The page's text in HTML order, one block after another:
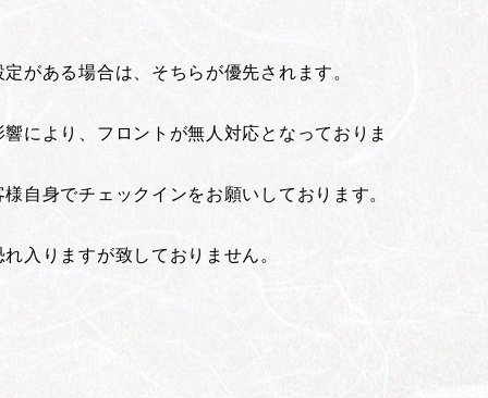
がある場合は、そちらが優先されます。
により、フロントが無人対応となっておりま
自身でチェックインをお願いしております。
入りますが致しておりません。